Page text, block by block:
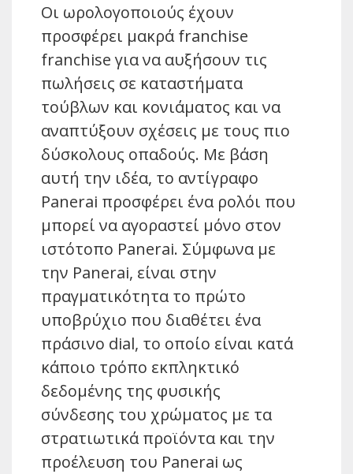
Οι ωρολογοποιούς έχουν
προσφέρει μακρά franchise
franchise για να αυξήσουν τις
πωλήσεις σε καταστήματα
τούβλων και κονιάματος και να
αναπτύξουν σχέσεις με τους πιο
δύσκολους οπαδούς. Με βάση
αυτή την ιδέα, το αντίγραφο
Panerai προσφέρει ένα ρολόι που
μπορεί να αγοραστεί μόνο στον
ιστότοπο Panerai. Σύμφωνα με
την Panerai, είναι στην
πραγματικότητα το πρώτο
υποβρύχιο που διαθέτει ένα
πράσινο dial, το οποίο είναι κατά
κάποιο τρόπο εκπληκτικό
δεδομένης της φυσικής
σύνδεσης του χρώματος με τα
στρατιωτικά προϊόντα και την
προέλευση του Panerai ως